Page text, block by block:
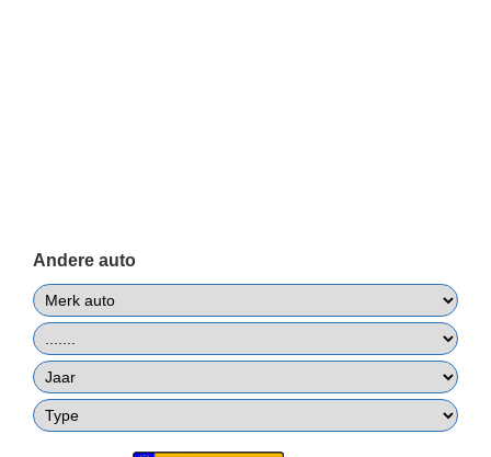
Andere auto